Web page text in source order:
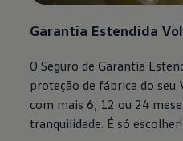
Garantia Estendida
O Seguro de Garantia
proteção de fábrica do seu
com mais 6, 12 ou 24
tranquilidade. É só escolher!